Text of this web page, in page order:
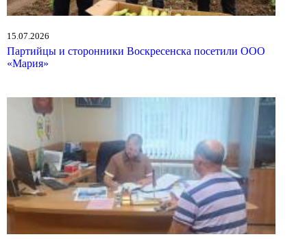
15.07.2026
Партийцы и сторонники Воскресенска посетили ООО
«Мария»